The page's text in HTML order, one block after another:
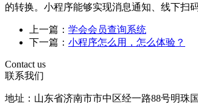
的转换。小程序能够实现消息通知、线下扫
上一篇： 学会会员查询系统
下一篇： 小程序怎么用，怎么体验？
Contact us
联系我们
地址：山东省济南市市中区经一路88号明珠